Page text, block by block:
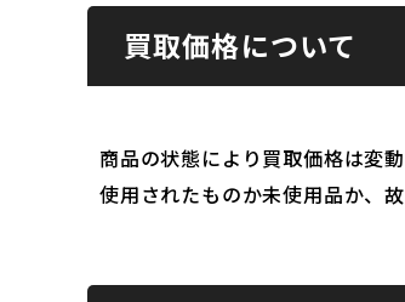
買取価格について
商品の状態により買取価格は変動
使用されたものか未使用品か、